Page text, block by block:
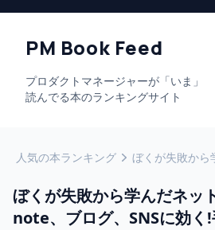
PM Book Feed
プロダクトマネージャーが「いま」
読んでる本のランキングサイト
人気の本ランキング
ぼくが失敗から学んだネッ
note、ブログ、SNSに効く